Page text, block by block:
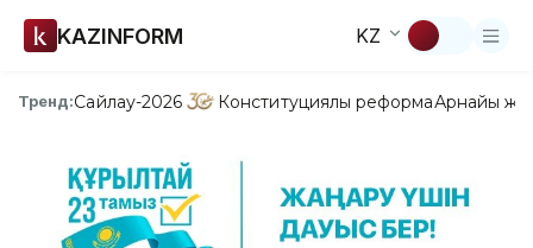
KAZINFORM KZ
Тренд:Сайлау-2026 Конституциялық реформаАрнайы